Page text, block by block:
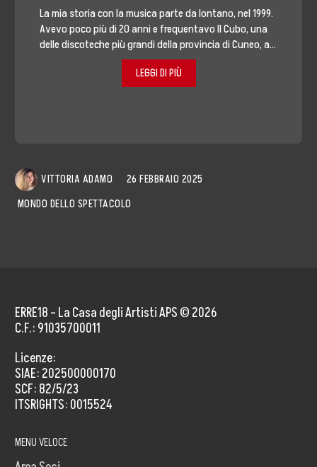
La mia storia con la musica parte da lontano, nel 1999.
Avevo poco più di 20 anni e frequentavo Il Cubo, una
delle discoteche più grandi della provincia di Cuneo, a...
LEGGI DI PIÙ
VITTORIA ADAMO
26 FEBBRAIO 2025
MONDO DELLO SPETTACOLO
ERRE18 – La Casa degli Artisti APS © 2026
C.F.: 91035700011
Licenze:
SIAE: 202500000170
SCF: 82/5/23
ITSRIGHTS: 0015524
MENU VELOCE